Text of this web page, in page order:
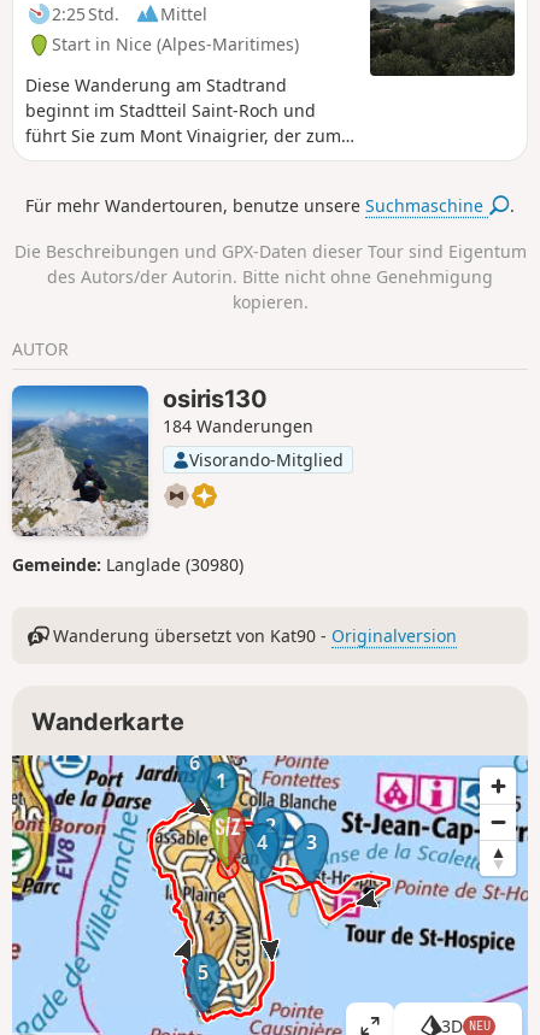
2:25 Std.
Mittel
Start in Nice (Alpes-Maritimes)
Diese Wanderung am Stadtrand
beginnt im Stadtteil Saint-Roch und
führt Sie zum Mont Vinaigrier, der zum
Conservatoire du Littoral gehört und
verwaltet wird. Dieses ehemalige
insbesondere aus einem schönen
Olivenhain, der von einer Klippe
überragt wird, und einem
Gipfelplateau, das einen herrlichen
Ausblick auf die Rade de Villefranche
und die Baie des Anges bietet.
Für mehr Wandertouren, benutze unsereSuchmaschine .
Die Beschreibungen und GPX-Daten dieser Tour sind Eigentum
des Autors/der Autorin. Bitte nicht ohne Genehmigung
kopieren.
AUTOR
osiris130
184 Wanderungen
Visorando-Mitglied
Gemeinde: Langlade (30980)
Wanderung übersetzt von Kat90 - Originalversion
Wanderkarte
1
2
3
4
5
6
3D NEU